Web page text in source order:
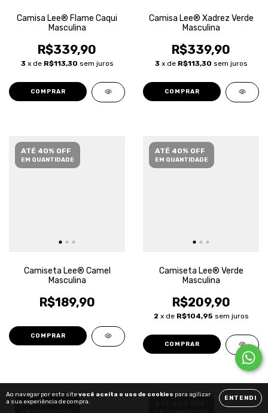
Ao navegar por este sitevocê aceita o uso de cookies para agilizar
a sua experiência de compra.
ENTENDI
Camisa Lee® Flame Caqui
Masculina
R$339,90
3 x de R$113,30 sem juros
COMPRAR
Camisa Lee® Xadrez Verde
Masculina
R$339,90
3 x de R$113,30 sem juros
COMPRAR
ATÉ 40% OFF
EM QUANTIDADE
Camiseta Lee® Camel
Masculina
R$189,90
COMPRAR
ATÉ 40% OFF
EM QUANTIDADE
Camiseta Lee® Verde
Masculina
R$209,90
2 x de R$104,95 sem juros
COMPRAR
ATÉ 40% OFF